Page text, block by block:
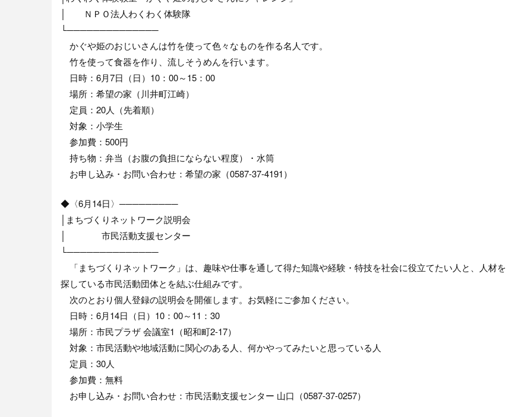
│ ＮＰＯ法人わくわく体験隊
└──────────────
かぐや姫のおじいさんは竹を使って色々なものを作る名人です。
竹を使って食器を作り、流しそうめんを行います。
日時：6月7日（日）10：00～15：00
場所：希望の家（川井町江崎）
定員：20人（先着順）
対象：小学生
参加費：500円
持ち物：弁当（お腹の負担にならない程度）・水筒
お申し込み・お問い合わせ：希望の家（0587-37-4191）
◆〈6月14日〉─────────
│まちづくりネットワーク説明会
│ 市民活動支援センター
└──────────────
「まちづくりネットワーク」は、趣味や仕事を通して得た知識や経験・特技を社会に役立てたい人と、人材を
探している市民活動団体とを結ぶ仕組みです。
次のとおり個人登録の説明会を開催します。お気軽にご参加ください。
日時：6月14日（日）10：00～11：30
場所：市民プラザ 会議室1（昭和町2-17）
対象：市民活動や地域活動に関心のある人、何かやってみたいと思っている人
定員：30人
参加費：無料
お申し込み・お問い合わせ：市民活動支援センター 山口（0587-37-0257）